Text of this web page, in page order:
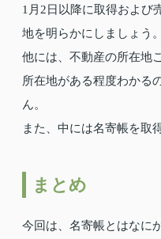
1月2日以降に取得および
地を明らかにしましょう。
他には、不動産の所在地
所在地がある程度わかる
ん。
また、中には名寄帳を取
まとめ
今回は、名寄帳とはなに